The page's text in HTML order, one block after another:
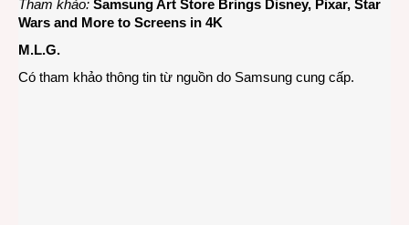
Tham khảo: Samsung Art Store Brings Disney, Pixar, Star
Wars and More to Screens in 4K
M.L.G.
Có tham khảo thông tin từ nguồn do Samsung cung cấp.